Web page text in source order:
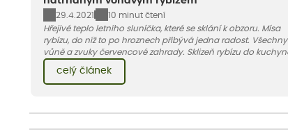
29.4.2021
10 minut čtení
Hřejivé teplo letního sluníčka, které se sklání k obzoru. Mísa
rybízu, do níž to po hroznech přibývá jedna radost.
vůně a zvuky červencové zahrady. Sklizeň rybízu do
vnese neuvěřitelný klid a radost. A taky trochu
dětství při mlsání babiččina drobenkového koláče s rybízem.
celý článek